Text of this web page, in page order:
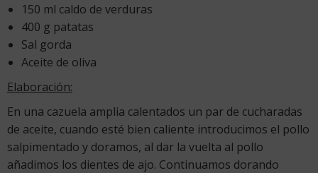
150 ml caldo de verduras
400 g patatas
Sal gorda
Aceite de oliva
Elaboración:
En una cazuela amplia calentados un par de cucharadas
de aceite, cuando esté bien caliente introducimos el pollo
salpimentado y doramos, al dar la vuelta al pollo
añadimos los dientes de ajo. Continuamos dorando